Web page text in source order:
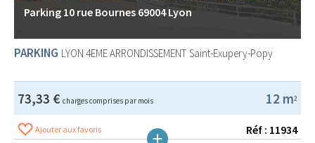
Parking 10 rue Bournes 69004 Lyon
PARKING LYON 4EME ARRONDISSEMENT Saint-Exupery-Popy
12 m2
73,33 € charges comprises par mois
Ajouter aux favoris Réf : 11934